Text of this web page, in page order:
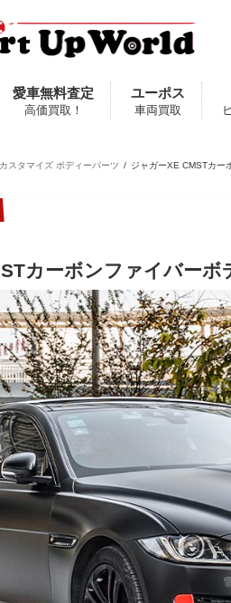
愛車無料査定
高価買取！
ユーポス
車両買取
スタマイズ ボディーパーツ ジャガーXE CMSTカー
カーボンファイバーボ